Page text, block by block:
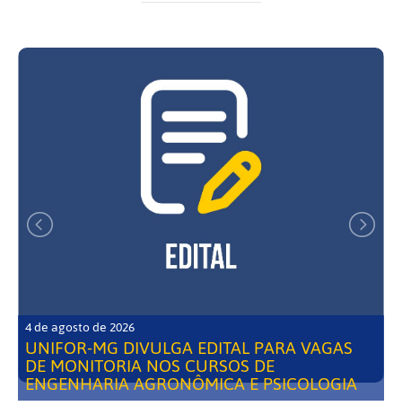
4 de agosto de 2026
UNIFOR-MG DIVULGA EDITAL PARA VAGAS
DE MONITORIA NOS CURSOS DE
ENGENHARIA AGRONÔMICA E PSICOLOGIA